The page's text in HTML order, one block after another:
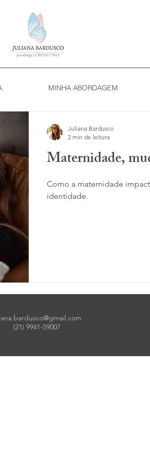
MINHA ABORDAGEM
Maternidade,
Como a maternidade
identidade.
Juliana Bardusco
2 min de leitura
(21) 9941-59007